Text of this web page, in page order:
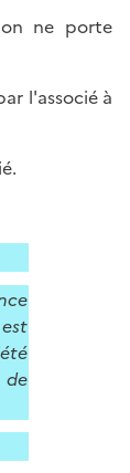
ne porte
l'associé à